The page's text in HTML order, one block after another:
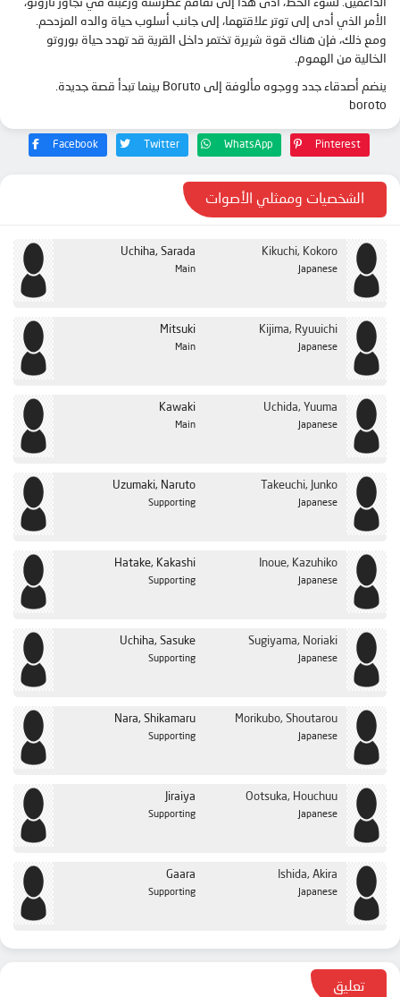
الحلقة 21
الحلقة 23
الحلقة 24
الحلقة 26
الحلقة 27
الحلقة 30
الحلقة 31
الحلقة 32
الحلقة 33
الحلقة 35
الحلقة 36
الحلقة 37
الحلقة 38
الحلقة 39
الحلقة 40
الحلقة 41
الحلقة 43
الحلقة 44
الحلقة 45
الحلقة 46
الحلقة 48
الحلقة 49
الحلقة 51
الحلقة 52
الحلقة 53
الحلقة 54
الأمر الذي أدى إلى توتر علاقتهما، إلى جانب أسلوب حياة والده المزدحم.
ومع ذلك، فإن هناك قوة شريرة تختمر داخل القرية قد تهدد حياة بوروتو
الخالية من الهموم.
ينضم أصدقاء جدد ووجوه مألوفة إلى Boruto بينما تبدأ قصة جديدة.
boroto
Facebook Twitter WhatsApp Pinterest
الشخصيات وممثلي الأصوات
Uchiha, Sarada
Main
Kikuchi, Kokoro
Japanese
Mitsuki
Main
Kijima, Ryuuichi
Japanese
Kawaki
Main
Uchida, Yuuma
Japanese
Uzumaki, Naruto
Supporting
Takeuchi, Junko
Japanese
Hatake, Kakashi
Supporting
Inoue, Kazuhiko
Japanese
Uchiha, Sasuke
Supporting
Sugiyama, Noriaki
Japanese
Nara, Shikamaru
Supporting
Morikubo, Shoutarou
Japanese
Jiraiya
Supporting
Ootsuka, Houchuu
Japanese
Gaara
Supporting
Ishida, Akira
Japanese
تعليق